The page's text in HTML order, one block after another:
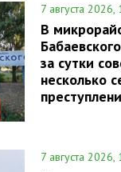
7 августа 2026,
В
за сутки
несколько
7 августа 2026,